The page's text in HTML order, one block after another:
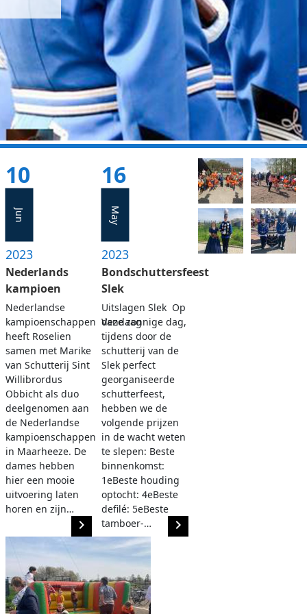
10
Jun
2023
Nederlands
kampioen
Nederlandse
kampioenschappen Vandaag
heeft Roselien
samen met Marike
van Schutterij Sint
Willibrordus
Obbicht als duo
deelgenomen aan
de Nederlandse
kampioenschappen
in Maarheeze. De
dames hebben
hier een mooie
uitvoering laten
horen en zijn…
navigate_next
16
May
2023
Bondschuttersfeest
Slek
Uitslagen Slek Op
deze zonnige dag,
tijdens door de
schutterij van de
Slek perfect
georganiseerde
schutterfeest,
hebben we de
volgende prijzen
in de wacht weten
te slepen: Beste
binnenkomst:
1eBeste houding
optocht: 4eBeste
defilé: 5eBeste
tamboer-…
navigate_next